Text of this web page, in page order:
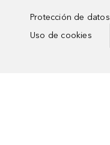
Protección de datos
Uso de cookies